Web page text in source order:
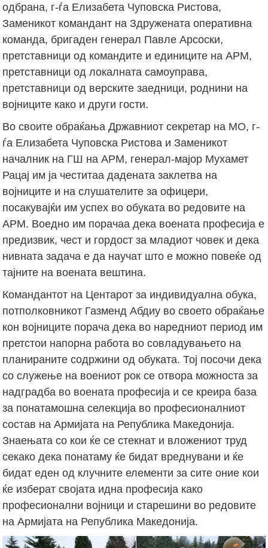
одбрана, г-ѓа Елизабета Чуповска Ристова,
Заменикот командант на Здружената оперативна
команда, бригаден генерал Павле Арсоски,
претставници од командите и единиците на АРМ,
претставници од локалната самоуправа,
претставници од верските заедници, роднини на
војниците како и други гости.
Во своите обраќања Државниот секретар на МО, г-
ѓа Елизабета Чуповска Ристова и Заменикот
началник на ГШ на АРМ, генерал-мајор Мухамет
Рацај им ја честитаа дадената заклетва на
војниците и на слушателите за офицери,
посакувајќи им успех во обуката во редовите на
АРМ. Воедно им порачаа дека воената професија е
предизвик, чест и гордост за младиот човек и дека
нивната задача е да научат што е можно повеќе од
тајните на воената вештина.
Командантот на Центарот за индивидуална обука,
потполковникот Газменд Абдиу во своето обраќање
кон војниците порача дека во наредниот период им
претстои напорна работа во совладувањето на
планираните содржини од обуката. Тој посочи дека
со служење на воениот рок се отвора можноста за
надградба во воената професија и се креира база
за понатамошна селекција во професионалниот
состав на Армијата на Република Македонија.
Знаењата со кои ќе се стекнат и вложениот труд
секако дека понатаму ќе бидат вреднувани и ќе
бидат еден од клучните елементи за сите оние кои
ќе изберат својата идна професија како
професионални војници и старешини во редовите
на Армијата на Република Македонија.